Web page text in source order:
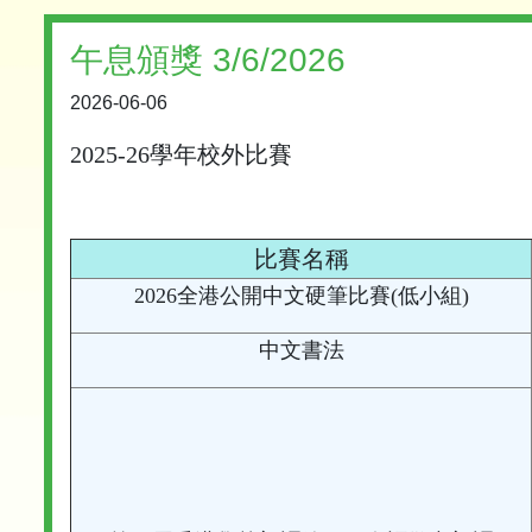
午息頒獎 3/6/2026
2026-06-06
2025-26學年校外比賽
比賽名稱
2026全港公開中文硬筆比賽(低小組)
中文書法